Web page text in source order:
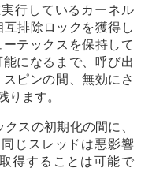
行しているカーネル
互排除ロックを獲得し
テックスを保持して
になるまで、呼び出
ピンの間、無効にさ
ます。
スの初期化の間に、
じスレッドは悪影響
得することは可能で